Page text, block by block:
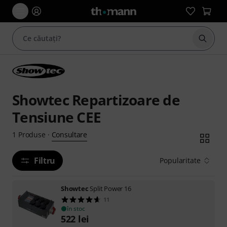
Showtec Repartizoare de
Tensiune CEE
1 Produse · Consultare
Filtru Popularitate
Showtec Split Power 16
11
în stoc
522 lei